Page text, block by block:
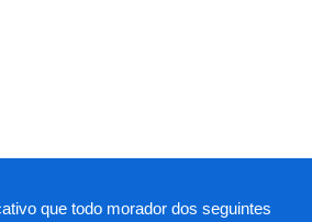
que todo morador dos seguintes